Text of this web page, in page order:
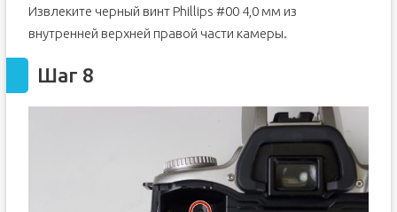
Извлеките черный винт Phillips #00 4,0 мм из
внутренней верхней правой части камеры.
Шаг 8